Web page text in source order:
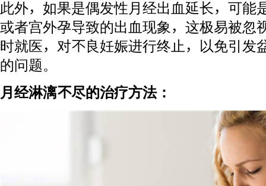
此外，如果是偶发性月经出血延长，可能
或者宫外孕导致的出血现象，这极易被忽
时就医，对不良妊娠进行终止，以免引发
的问题。
月经淋漓不尽的治疗方法：